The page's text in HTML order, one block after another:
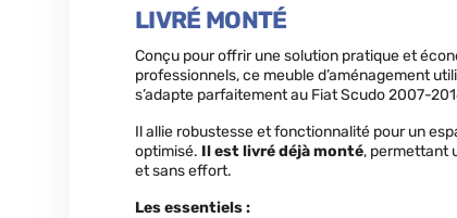
LIVRÉ MONTÉ
Conçu pour offrir une solution pratique et
professionnels, ce meuble d’aménagement
s’adapte parfaitement au Fiat Scudo 2007-
Il allie robustesse et fonctionnalité pour un
optimisé. Il est livré déjà monté, permettant
et sans effort.
Les essentiels :